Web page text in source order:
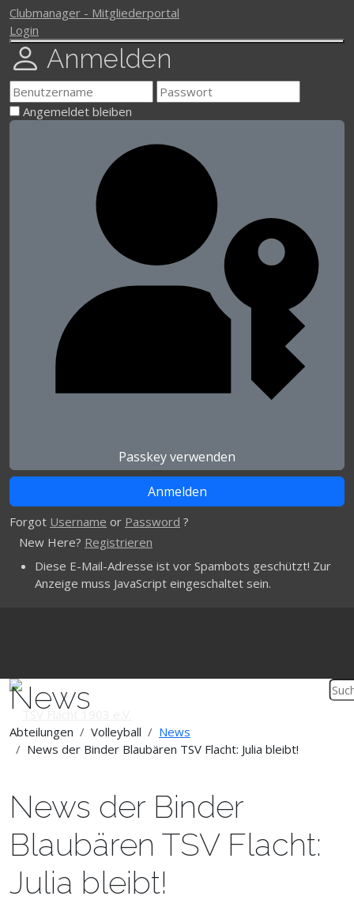
Clubmanager - Mitgliederportal
Login
Anmelden
Angemeldet bleiben
Passkey verwenden
Forgot Username or Password ?
New Here? Registrieren
Diese E-Mail-Adresse ist vor Spambots geschützt! Zur
Anzeige muss JavaScript eingeschaltet sein.
News
Abteilungen Volleyball
News
News der Binder Blaubären TSV Flacht: Julia bleibt!
News der Binder
Blaubären TSV Flacht:
Julia bleibt!